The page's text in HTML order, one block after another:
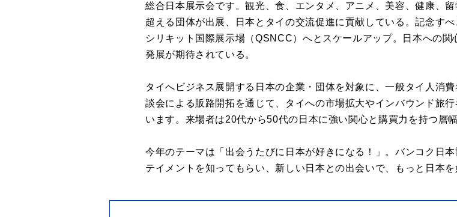
総合日本展示会です。観光、食、エンタメ、アニメ、美容、健康、
超える団体が出展、日本とタイの交流促進に貢献している。記念す
シリキット国際展示場（QSNCC）へとスケールアップ。日本への
発展が期待されている。
タイへビジネス展開する日本の企業・団体を対象に、一般タイ人消
談会による販路開拓を通じて、タイへの市場拡大やインバウンド旅
います。来場者は20代から50代の日本に強い関心と購買力を持つ層
今年のテーマは「出会うたびに日本が好きになる！」。バンコク日
テイメントを知ってもらい、新しい日本との出会いで、もっと日本